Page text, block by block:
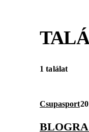
1 találat
Csupasport